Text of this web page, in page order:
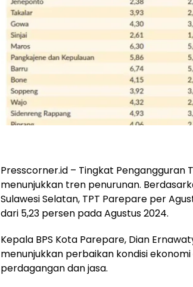
Presscorner.id – Tingkat
menunjukkan tren penurunan.
Sulawesi Selatan, TPT Parepare per
dari 5,23 persen pada Agustus 2024.
Kepala BPS Kota Parepare, Dian
menunjukkan perbaikan kondisi
perdagangan dan jasa.